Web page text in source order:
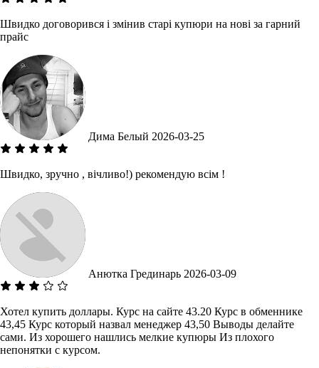
Швидко договорився і змінив старі купюри на нові за гарний
прайс
Дима Белый 2026-03-25
Швидко, зручно , вічливо!) рекомендую всім !
Анютка Грединарь 2026-03-09
Хотел купить доллары. Курс на сайте 43.20 Курс в обменнике
43,45 Курс который назвал менеджер 43,50 Выводы делайте
сами. Из хорошего нашлись мелкие купюры Из плохого
непонятки с курсом.